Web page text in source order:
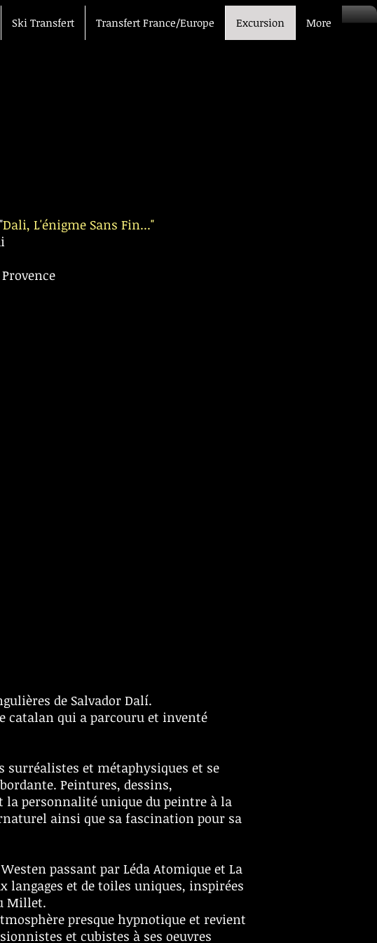
Ski Transfert Transfert France/Europe Excursion More
"Dali, L'énigme Sans Fin..."
de Salvador Dalí.
catalan qui a parcouru et inventé
surréalistes et métaphysiques et se
Peintures, dessins,
la personnalité unique du peintre à la
ainsi que sa fascination pour sa
passant par Léda Atomique et La
et de toiles uniques, inspirées
Millet.
presque hypnotique et revient
et cubistes à ses oeuvres